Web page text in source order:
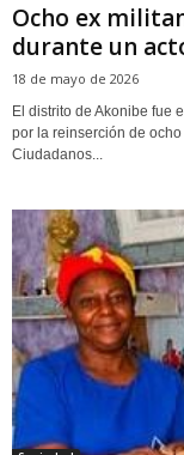
Ocho ex
durante un
18 de mayo de 2026
El distrito de Akonibe fue
por la reinserción de
Ciudadanos...